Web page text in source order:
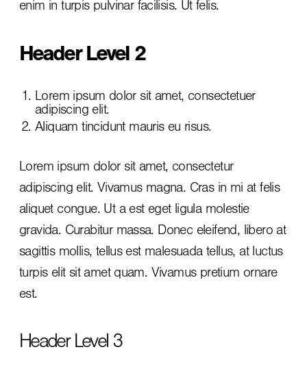
enim in turpis pulvinar facilisis. Ut felis.
Header Level 2
Lorem ipsum dolor sit amet, consectetuer
adipiscing elit.
Aliquam tincidunt mauris eu risus.
Lorem ipsum dolor sit amet, consectetur
adipiscing elit. Vivamus magna. Cras in mi at felis
aliquet congue. Ut a est eget ligula molestie
gravida. Curabitur massa. Donec eleifend, libero at
sagittis mollis, tellus est malesuada tellus, at luctus
turpis elit sit amet quam. Vivamus pretium ornare
est.
Header Level 3